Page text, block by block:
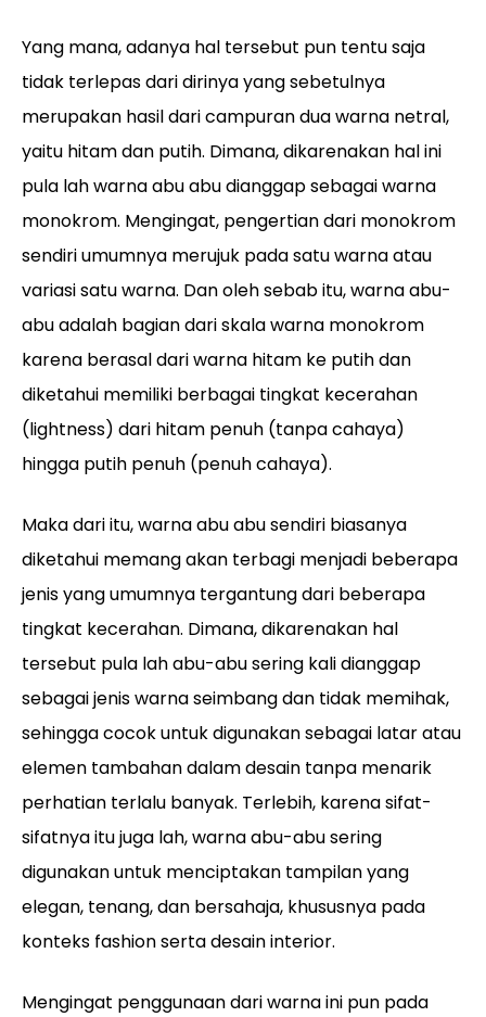
Yang mana, adanya hal tersebut pun tentu saja
tidak terlepas dari dirinya yang sebetulnya
merupakan hasil dari campuran dua warna netral,
yaitu hitam dan putih. Dimana, dikarenakan hal ini
pula lah warna abu abu dianggap sebagai warna
monokrom. Mengingat, pengertian dari monokrom
sendiri umumnya merujuk pada satu warna atau
variasi satu warna. Dan oleh sebab itu, warna abu-
abu adalah bagian dari skala warna monokrom
karena berasal dari warna hitam ke putih dan
diketahui memiliki berbagai tingkat kecerahan
(lightness) dari hitam penuh (tanpa cahaya)
hingga putih penuh (penuh cahaya).
Maka dari itu, warna abu abu sendiri biasanya
diketahui memang akan terbagi menjadi beberapa
jenis yang umumnya tergantung dari beberapa
tingkat kecerahan. Dimana, dikarenakan hal
tersebut pula lah abu-abu sering kali dianggap
sebagai jenis warna seimbang dan tidak memihak,
sehingga cocok untuk digunakan sebagai latar atau
elemen tambahan dalam desain tanpa menarik
perhatian terlalu banyak. Terlebih, karena sifat-
sifatnya itu juga lah, warna abu-abu sering
digunakan untuk menciptakan tampilan yang
elegan, tenang, dan bersahaja, khususnya pada
konteks fashion serta desain interior.
Mengingat penggunaan dari warna ini pun pada